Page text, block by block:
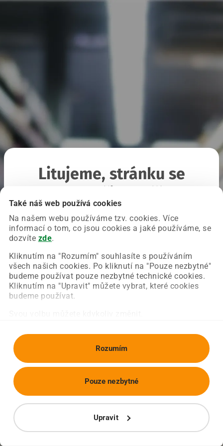
Také náš web používá cookies
Na našem webu používáme tzv. cookies. Více
informací o tom, co jsou cookies a jaké používáme, se
dozvíte zde.
Kliknutím na "Rozumím" souhlasíte s používáním
všech našich cookies. Po kliknutí na "Pouze nezbytné"
budeme používat pouze nezbytné technické cookies.
Kliknutím na "Upravit" můžete vybrat, které cookies
budeme používat.
Rozumím
Upravit
Pouze nezbytné
Litujeme, stránku se
Chyba nastala na naší straně a už ji opravujeme.
Zkuste prosím znovu načíst požadovanou stránku.
Obnovit stránku Úvodní strana